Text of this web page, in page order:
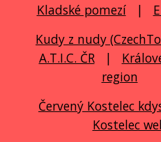
Kladské pomezí|
Kudy z nudy
A.T.I.C. ČR|
region
Červený Kostelec
Kostelec